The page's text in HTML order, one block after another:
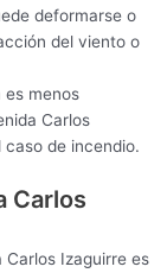
deformarse o
del viento o
es menos
Carlos
de incendio.
Carlos
Carlos Izaguirre es